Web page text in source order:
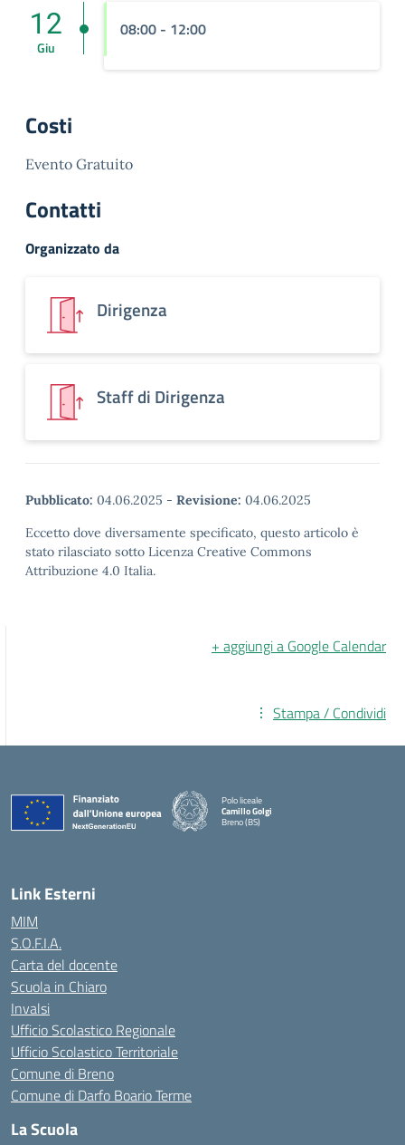
08:00 - 12:00
12
Giu
Costi
Evento Gratuito
Contatti
Organizzato da
Dirigenza
Staff di Dirigenza
Pubblicato: 04.06.2025 - Revisione: 04.06.2025
Eccetto dove diversamente specificato, questo articolo è
stato rilasciato sotto Licenza Creative Commons
Attribuzione 4.0 Italia.
+ aggiungi a Google Calendar
Stampa / Condividi
Polo liceale
Camillo Golgi
Breno (BS)
Link Esterni
MIM
S.O.F.I.A.
Carta del docente
Scuola in Chiaro
Invalsi
Ufficio Scolastico Regionale
Ufficio Scolastico Territoriale
Comune di Breno
Comune di Darfo Boario Terme
La Scuola